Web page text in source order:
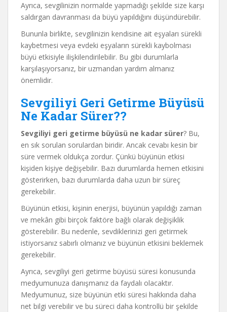
Ayrıca, sevgilinizin normalde yapmadığı şekilde size karşı
saldırgan davranması da büyü yapıldığını düşündürebilir.
Bununla birlikte, sevgilinizin kendisine ait eşyaları sürekli
kaybetmesi veya evdeki eşyaların sürekli kaybolması
büyü etkisiyle ilişkilendirilebilir. Bu gibi durumlarla
karşılaşıyorsanız, bir uzmandan yardım almanız
önemlidir.
Sevgiliyi Geri Getirme Büyüsü
Ne Kadar Sürer??
Sevgiliyi geri getirme büyüsü ne kadar sürer? Bu,
en sık sorulan sorulardan biridir. Ancak cevabı kesin bir
süre vermek oldukça zordur. Çünkü büyünün etkisi
kişiden kişiye değişebilir. Bazı durumlarda hemen etkisini
gösterirken, bazı durumlarda daha uzun bir süreç
gerekebilir.
Büyünün etkisi, kişinin enerjisi, büyünün yapıldığı zaman
ve mekân gibi birçok faktöre bağlı olarak değişiklik
gösterebilir. Bu nedenle, sevdiklerinizi geri getirmek
istiyorsanız sabırlı olmanız ve büyünün etkisini beklemek
gerekebilir.
Ayrıca, sevgiliyi geri getirme büyüsü süresi konusunda
medyumunuza danışmanız da faydalı olacaktır.
Medyumunuz, size büyünün etki süresi hakkında daha
net bilgi verebilir ve bu süreci daha kontrollü bir şekilde